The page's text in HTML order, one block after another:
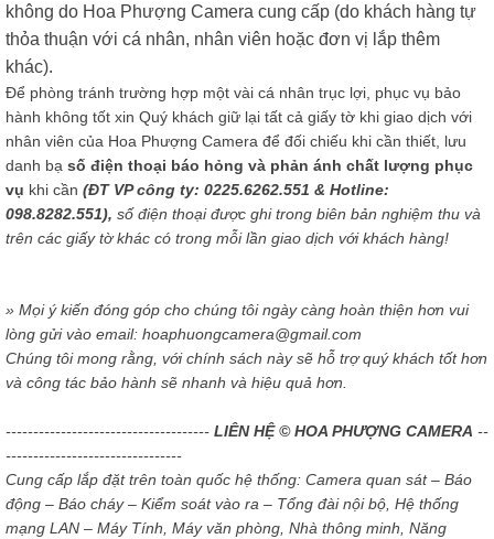
không do Hoa Phượng Camera cung cấp (do khách hàng tự
thỏa thuận với cá nhân, nhân viên hoặc đơn vị lắp thêm
khác).
Để phòng tránh trường hợp một vài cá nhân trục lợi, phục vụ bảo
hành không tốt xin Quý khách giữ lại tất cả giấy tờ khi giao dịch với
nhân viên của Hoa Phượng Camera để đối chiếu khi cần thiết, lưu
danh bạ số điện thoại báo hỏng và phản ánh chất lượng phục
vụ khi cần (ĐT VP công ty: 0225.6262.551 & Hotline:
098.8282.551), số điện thoại được ghi trong biên bản nghiệm thu và
trên các giấy tờ khác có trong mỗi lần giao dịch với khách hàng!
» Mọi ý kiến đóng góp cho chúng tôi ngày càng hoàn thiện hơn vui
lòng gửi vào email: hoaphuongcamera@gmail.com
Chúng tôi mong rằng, với chính sách này sẽ hỗ trợ quý khách tốt hơn
và công tác bảo hành sẽ nhanh và hiệu quả hơn.
------------------------------------- LIÊN HỆ © HOA PHƯỢNG CAMERA --
--------------------------------
Cung cấp lắp đặt trên toàn quốc hệ thống: Camera quan sát – Báo
động – Báo cháy – Kiểm soát vào ra – Tổng đài nội bộ, Hệ thống
mạng LAN – Máy Tính, Máy văn phòng, Nhà thông minh, Năng